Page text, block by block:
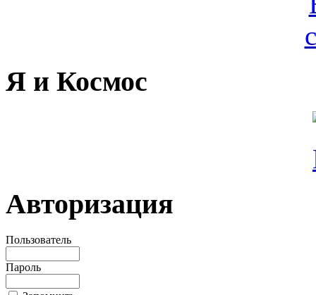
Я и Космос
Авторизация
Пользователь
Пароль